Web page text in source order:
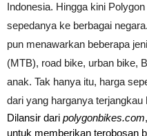
Indonesia. Hingga kini
sepedanya ke berbagai
pun menawarkan beberapa
(MTB), road bike, urban bike,
anak. Tak hanya itu, harga
dari yang harganya terjangkau
Dilansir dari polygonbikes.com
untuk memberikan terobosan